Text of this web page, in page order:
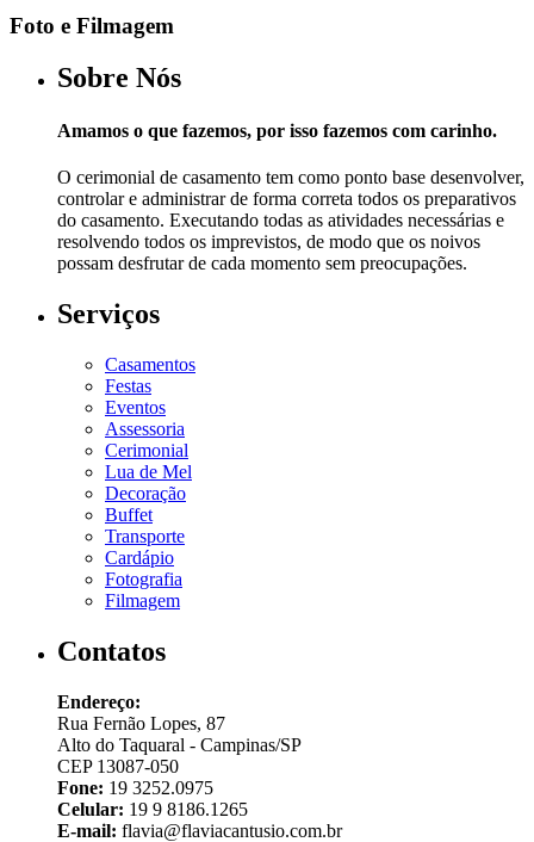
Foto e Filmagem
Sobre Nós
Amamos o que fazemos, por isso fazemos com carinho.
O cerimonial de casamento tem como ponto base desenvolver,
controlar e administrar de forma correta todos os preparativos
do casamento. Executando todas as atividades necessárias e
resolvendo todos os imprevistos, de modo que os noivos
possam desfrutar de cada momento sem preocupações.
Serviços
Casamentos
Festas
Eventos
Assessoria
Cerimonial
Lua de Mel
Decoração
Buffet
Transporte
Cardápio
Fotografia
Filmagem
Contatos
Endereço:
Rua Fernão Lopes, 87
Alto do Taquaral - Campinas/SP
CEP 13087-050
Fone: 19 3252.0975
Celular: 19 9 8186.1265
E-mail: flavia@flaviacantusio.com.br